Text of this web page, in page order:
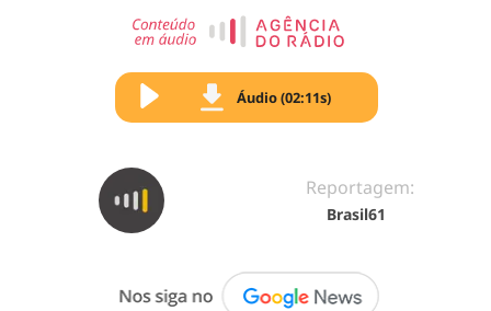
Áudio (02:11s)
Reportagem:
Brasil61